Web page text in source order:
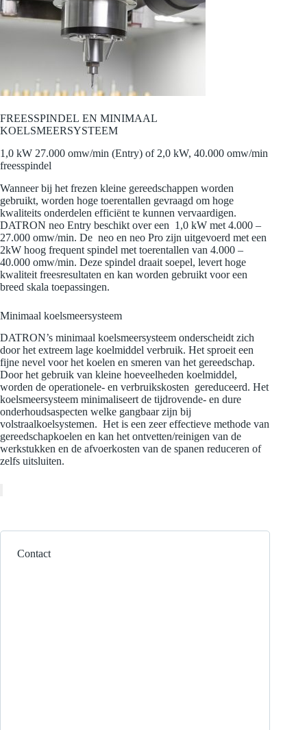
FREESSPINDEL EN MINIMAAL
KOELSMEERSYSTEEM
1,0 kW 27.000 omw/min (Entry) of 2,0 kW, 40.000 omw/min
freesspindel
Wanneer bij het frezen kleine gereedschappen worden
gebruikt, worden hoge toerentallen gevraagd om hoge
kwaliteits onderdelen efficiënt te kunnen vervaardigen.
DATRON neo Entry beschikt over een 1,0 kW met 4.000 –
27.000 omw/min. De neo en neo Pro zijn uitgevoerd met een
2kW hoog frequent spindel met toerentallen van 4.000 –
40.000 omw/min. Deze spindel draait soepel, levert hoge
kwaliteit freesresultaten en kan worden gebruikt voor een
breed skala toepassingen.
Minimaal koelsmeersysteem
DATRON’s minimaal koelsmeersysteem onderscheidt zich
door het extreem lage koelmiddel verbruik. Het sproeit een
fijne nevel voor het koelen en smeren van het gereedschap.
Door het gebruik van kleine hoeveelheden koelmiddel,
worden de operationele- en verbruikskosten gereduceerd. Het
koelsmeersysteem minimaliseert de tijdrovende- en dure
onderhoudsaspecten welke gangbaar zijn bij
volstraalkoelsystemen. Het is een zeer effectieve methode van
gereedschapkoelen en kan het ontvetten/reinigen van de
werkstukken en de afvoerkosten van de spanen reduceren of
zelfs uitsluiten.
Contact